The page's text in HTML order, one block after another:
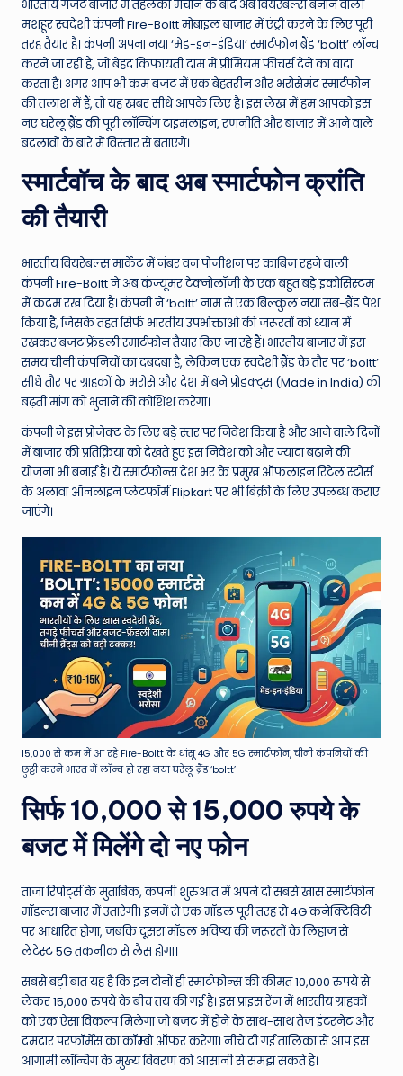
w
s
A
ro
u
d
T
e
W
o
rl
d
भारतीय गैजेट बाजार में तहलका मचाने के बाद अब वियरेबल्स बनाने वाली
मशहूर स्वदेशी कंपनी Fire-Boltt मोबाइल बाजार में एंट्री करने के लिए पूरी
तरह तैयार है। कंपनी अपना नया ‘मेड-इन-इंडिया’ स्मार्टफोन ब्रैंड ‘boltt’ लॉन्च
करने जा रही है, जो बेहद किफायती दाम में प्रीमियम फीचर्स देने का वादा
करता है। अगर आप भी कम बजट में एक बेहतरीन और भरोसेमंद स्मार्टफोन
की तलाश में हैं, तो यह खबर सीधे आपके लिए है। इस लेख में हम आपको इस
नए घरेलू ब्रैंड की पूरी लॉन्चिंग टाइमलाइन, रणनीति और बाजार में आने वाले
बदलावों के बारे में विस्तार से बताएंगे।
स्मार्टवॉच के बाद अब स्मार्टफोन क्रांति
की तैयारी
भारतीय वियरेबल्स मार्केट में नंबर वन पोजीशन पर काबिज रहने वाली
कंपनी Fire-Boltt ने अब कंज्यूमर टेक्नोलॉजी के एक बहुत बड़े इकोसिस्टम
में कदम रख दिया है। कंपनी ने ‘boltt’ नाम से एक बिल्कुल नया सब-ब्रैंड पेश
किया है, जिसके तहत सिर्फ भारतीय उपभोक्ताओं की जरूरतों को ध्यान में
रखकर बजट फ्रेंडली स्मार्टफोन तैयार किए जा रहे हैं। भारतीय बाजार में इस
समय चीनी कंपनियों का दबदबा है, लेकिन एक स्वदेशी ब्रैंड के तौर पर ‘boltt’
सीधे तौर पर ग्राहकों के भरोसे और देश में बने प्रोडक्ट्स (Made in India) की
बढ़ती मांग को भुनाने की कोशिश करेगा।
कंपनी ने इस प्रोजेक्ट के लिए बड़े स्तर पर निवेश किया है और आने वाले दिनों
में बाजार की प्रतिक्रिया को देखते हुए इस निवेश को और ज्यादा बढ़ाने की
योजना भी बनाई है। ये स्मार्टफोन्स देश भर के प्रमुख ऑफलाइन रिटेल स्टोर्स
के अलावा ऑनलाइन प्लेटफॉर्म Flipkart पर भी बिक्री के लिए उपलब्ध कराए
जाएंगे।
15,000 से कम में आ रहे Fire-Boltt के धांसू 4G और 5G स्मार्टफोन, चीनी कंपनियों की
छुट्टी करने भारत में लॉन्च हो रहा नया घरेलू ब्रैंड ‘boltt’
सिर्फ 10,000 से 15,000 रुपये के
बजट में मिलेंगे दो नए फोन
ताजा रिपोर्ट्स के मुताबिक, कंपनी शुरुआत में अपने दो सबसे खास स्मार्टफोन
मॉडल्स बाजार में उतारेगी। इनमें से एक मॉडल पूरी तरह से 4G कनेक्टिविटी
पर आधारित होगा, जबकि दूसरा मॉडल भविष्य की जरूरतों के लिहाज से
लेटेस्ट 5G तकनीक से लैस होगा।
सबसे बड़ी बात यह है कि इन दोनों ही स्मार्टफोन्स की कीमत 10,000 रुपये से
लेकर 15,000 रुपये के बीच तय की गई है। इस प्राइस रेंज में भारतीय ग्राहकों
को एक ऐसा विकल्प मिलेगा जो बजट में होने के साथ-साथ तेज इंटरनेट और
दमदार परफॉर्मेंस का कॉम्बो ऑफर करेगा। नीचे दी गई तालिका से आप इस
आगामी लॉन्चिंग के मुख्य विवरण को आसानी से समझ सकते हैं।